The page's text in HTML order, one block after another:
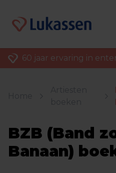
60 jaar ervaring in
BZB (Band
Banaan)